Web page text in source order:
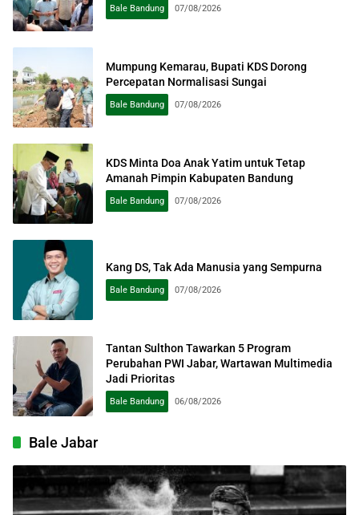
Bale Bandung 07/08/2026
Mumpung Kemarau, Bupati KDS Dorong
Percepatan Normalisasi Sungai
Bale Bandung 07/08/2026
KDS Minta Doa Anak Yatim untuk Tetap
Amanah Pimpin Kabupaten Bandung
Bale Bandung 07/08/2026
Kang DS, Tak Ada Manusia yang Sempurna
Bale Bandung 07/08/2026
Tantan Sulthon Tawarkan 5 Program
Perubahan PWI Jabar, Wartawan Multimedia
Jadi Prioritas
Bale Bandung 06/08/2026
Bale Jabar